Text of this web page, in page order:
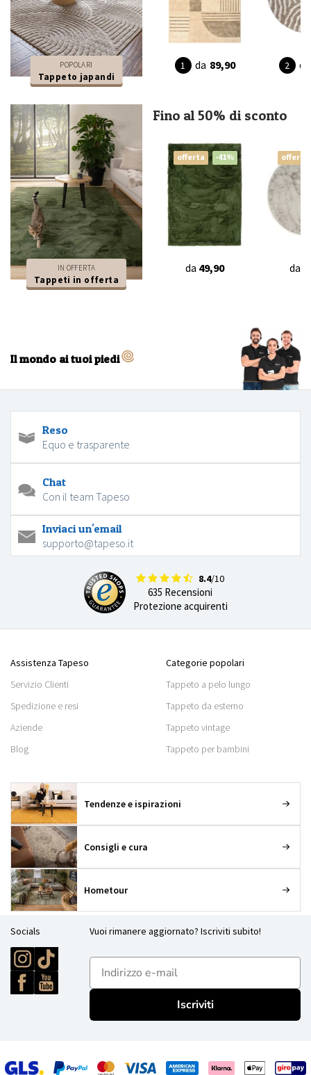
POPOLARI
Tappeto japandi
da 89,90 da
IN OFFERTA
Tappeti in offerta
Fino al 50% di sconto
offerta -41%
da 49,90
offerta
da
Il mondo ai tuoi piedi
Reso
Equo e trasparente
Chat
Con il team Tapeso
Inviaci un'email
supporto@tapeso.it
8.4/10
635 Recensioni
Protezione acquirenti
Assistenza Tapeso
Servizio Clienti
Spedizione e resi
Aziende
Blog
Categorie popolari
Tappeto a pelo lungo
Tappeto da esterno
Tappeto vintage
Tappeto per bambini
Tendenze e ispirazioni
Consigli e cura
Hometour
Socials Vuoi rimanere aggiornato? Iscriviti subito!
E-mailadres
Iscriviti